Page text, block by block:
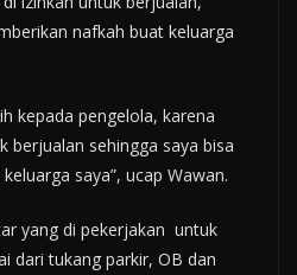
nafkah buat keluarga
kepada pengelola, karena
berjualan sehingga saya bisa
saya”, ucap Wawan.
yang di pekerjakan untuk
dari tukang parkir, OB dan